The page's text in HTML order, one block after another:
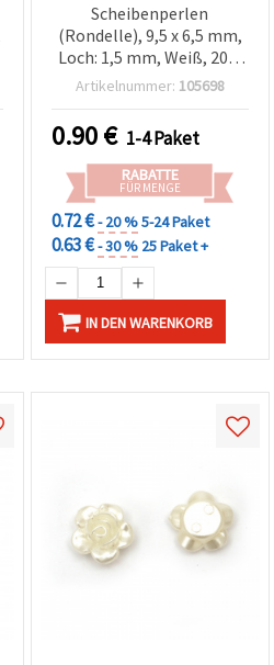
Scheibenperlen
(Rondelle), 9,5 x 6,5 mm,
Loch: 1,5 mm, Weiß, 20 g
(~75 Stk.)
Artikelnummer: 105698
0.90€ 1-4 Paket
RABATTE
FÜR MENGE
0.72 €- 20 %5-24 Paket
0.63 €- 30 % 25 Paket +
IN DEN WARENKORB